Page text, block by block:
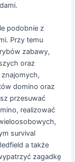
podobnie z
Przy temu
zabawy,
oraz
znajomych,
domino oraz
przesuwać
realizować
survival
a także
zagadkę